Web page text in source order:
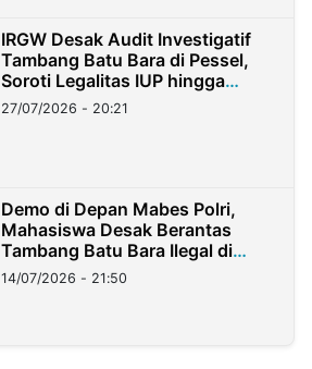
IRGW Desak Audit Investigatif
Tambang Batu Bara di Pessel,
Soroti Legalitas IUP hingga
Stockpile
27/07/2026 - 20:21
Demo di Depan Mabes Polri,
Mahasiswa Desak Berantas
Tambang Batu Bara Ilegal di
Lampung
14/07/2026 - 21:50